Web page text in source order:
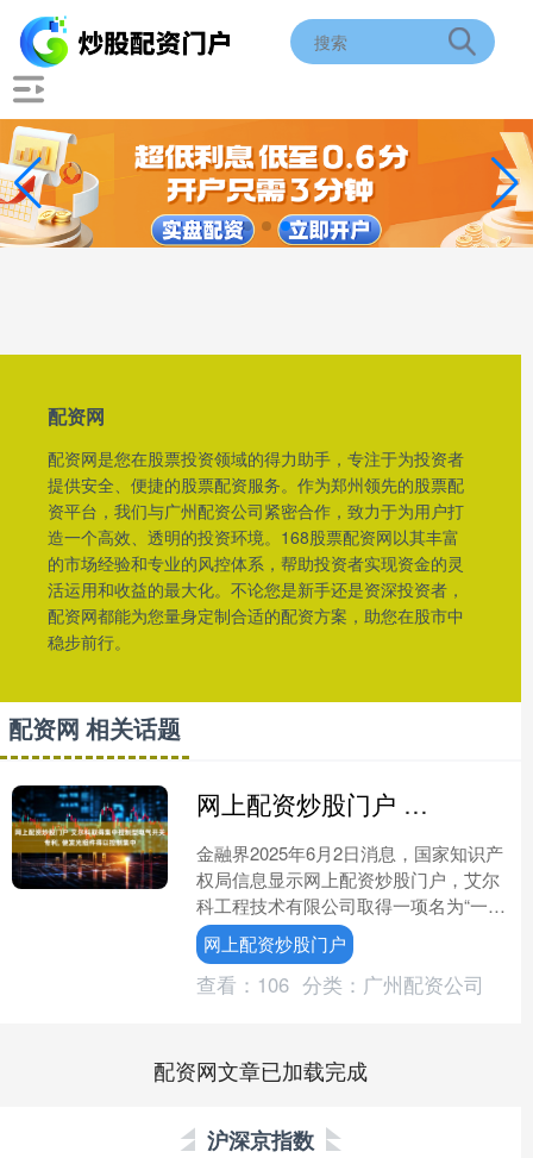
配资网
配资网是您在股票投资领域的得力助手，专注于为投资者
提供安全、便捷的股票配资服务。作为郑州领先的股票配
资平台，我们与广州配资公司紧密合作，致力于为用户打
造一个高效、透明的投资环境。168股票配资网以其丰富
的市场经验和专业的风控体系，帮助投资者实现资金的灵
活运用和收益的最大化。不论您是新手还是资深投资者，
配资网都能为您量身定制合适的配资方案，助您在股市中
稳步前行。
配资网 相关话题
网上配资炒股门户 艾尔科取得集中控制型电气开关专利, 使发光组件得以控制集中
金融界2025年6月2日消息，国家知识产
权局信息显示网上配资炒股门户，艾尔
科工程技术有限公司取得一项名为“一种
集中控制型电气开关”的专利，授权公告
号CN2229....
网上配资炒股门户
查看： 106 分类： 广州配资公司
配资网文章已加载完成
沪深京指数